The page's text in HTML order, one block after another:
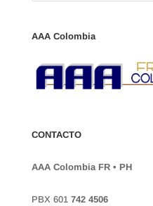
AAA Colombia
CONTACTO
AAA Colombia FR • PH
PBX 601 742 4506